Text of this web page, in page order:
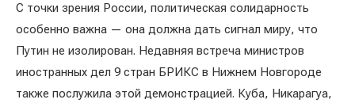
С точки зрения России, политическая солидарность
особенно важна — она должна дать сигнал миру, что
Путин не изолирован. Недавняя встреча министров
иностранных дел 9 стран БРИКС в Нижнем Новгороде
также послужила этой демонстрацией. Куба, Никарагуа,